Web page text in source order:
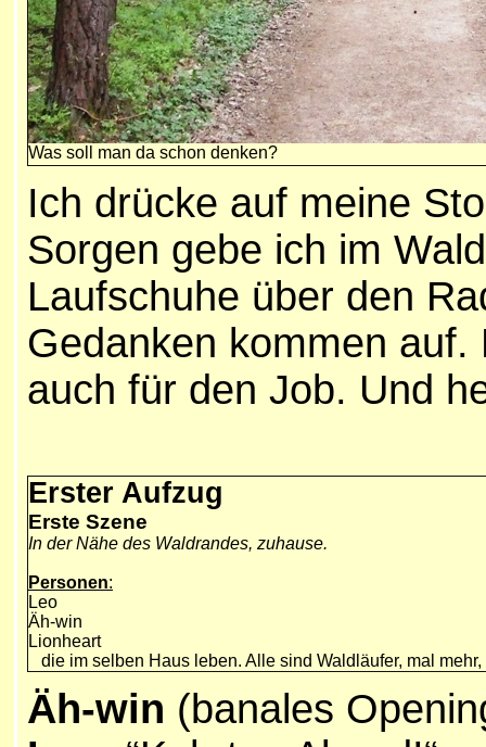
Was soll man da schon denken?
Ich drücke auf meine
Sorgen gebe ich im
Laufschuhe über den
Gedanken kommen
auch für den Job. Und
Erster Aufzug
Erste Szene
In der Nähe des Waldrandes, zuhause.
Personen:
Leo
Äh-win
Lionheart
die im selben Haus leben. Alle sind Waldläufer, mal
Äh-win (banales